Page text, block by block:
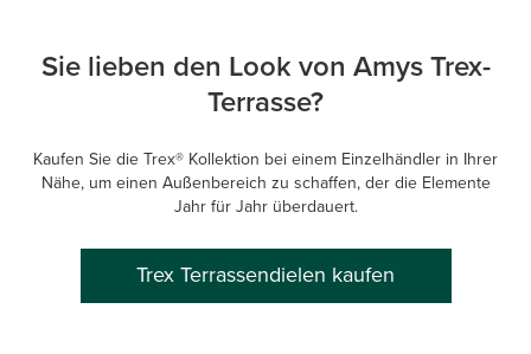
Sie lieben den Look von Amys Trex-
Terrasse?
Kaufen Sie die Trex® Kollektion bei einem Einzelhändler in Ihrer
Nähe, um einen Außenbereich zu schaffen, der die Elemente
Jahr für Jahr überdauert.
Trex Terrassendielen kaufen